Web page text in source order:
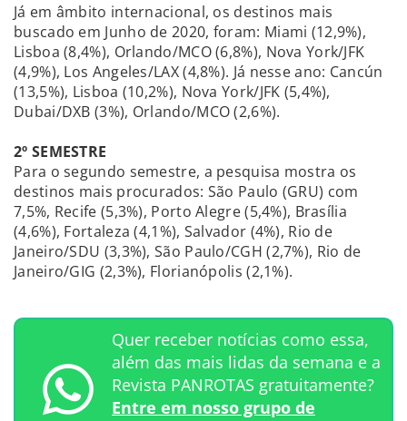
Já em âmbito internacional, os destinos mais
buscado em Junho de 2020, foram: Miami (12,9%),
Lisboa (8,4%), Orlando/MCO (6,8%), Nova York/JFK
(4,9%), Los Angeles/LAX (4,8%). Já nesse ano: Cancún
(13,5%), Lisboa (10,2%), Nova York/JFK (5,4%),
Dubai/DXB (3%), Orlando/MCO (2,6%).
2º SEMESTRE
Para o segundo semestre, a pesquisa mostra os
destinos mais procurados: São Paulo (GRU) com
7,5%, Recife (5,3%), Porto Alegre (5,4%), Brasília
(4,6%), Fortaleza (4,1%), Salvador (4%), Rio de
Janeiro/SDU (3,3%), São Paulo/CGH (2,7%), Rio de
Janeiro/GIG (2,3%), Florianópolis (2,1%).
Quer receber notícias como essa,
além das mais lidas da semana e a
Revista PANROTAS gratuitamente?
Entre em nosso grupo de